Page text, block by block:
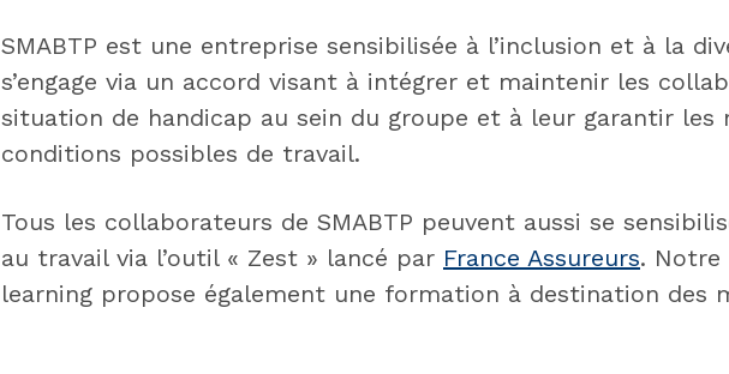
SMABTP est une entreprise sensibilisée à l’inclusion et à la
s’engage via un accord visant à intégrer et maintenir les
situation de handicap au sein du groupe et à leur garantir les
conditions possibles de travail.
Tous les collaborateurs de SMABTP peuvent aussi se
au travail via l’outil « Zest » lancé par France Assureurs.
learning propose également une formation à destination des